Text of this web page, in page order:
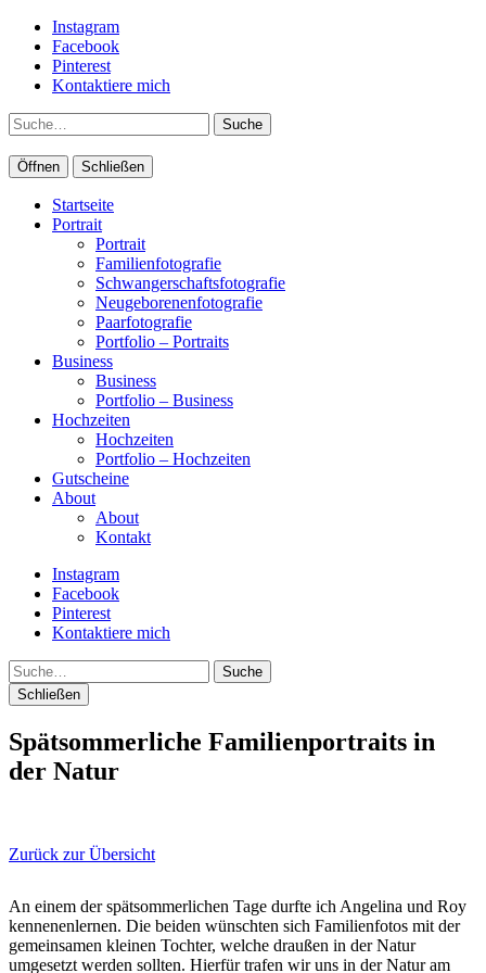
Instagram
Facebook
Pinterest
Kontaktiere mich
Suche
Öffnen Schließen
Startseite
Portrait
Portrait
Familienfotografie
Schwangerschaftsfotografie
Neugeborenenfotografie
Paarfotografie
Portfolio – Portraits
Business
Business
Portfolio – Business
Hochzeiten
Hochzeiten
Portfolio – Hochzeiten
Gutscheine
About
About
Kontakt
Instagram
Facebook
Pinterest
Kontaktiere mich
Suche
Schließen
Spätsommerliche Familienportraits in
der Natur
Zurück zur Übersicht
An einem der spätsommerlichen Tage durfte ich Angelina und Roy
kennenenlernen. Die beiden wünschten sich Familienfotos mit der
gemeinsamen kleinen Tochter, welche draußen in der Natur
umgesetzt werden sollten. Hierfür trafen wir uns in der Natur am